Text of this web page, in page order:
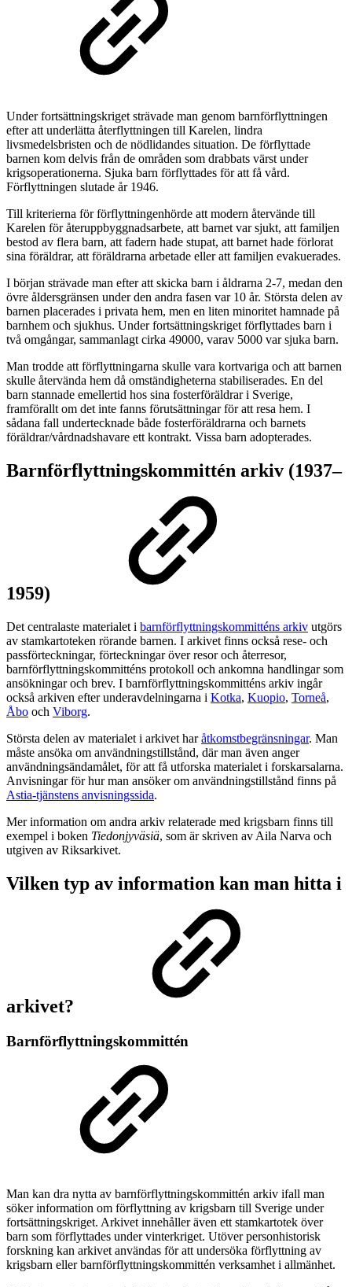
Under fortsättningskriget strävade man genom barnförflyttningen
efter att underlätta återflyttningen till Karelen, lindra
livsmedelsbristen och de nödlidandes situation. De förflyttade
barnen kom delvis från de områden som drabbats värst under
krigsoperationerna. Sjuka barn förflyttades för att få vård.
Förflyttningen slutade år 1946.
Till kriterierna för förflyttningenhörde att modern återvände till
Karelen för återuppbyggnadsarbete, att barnet var sjukt, att familjen
bestod av flera barn, att fadern hade stupat, att barnet hade förlorat
sina föräldrar, att föräldrarna arbetade eller att familjen evakuerades.
I början strävade man efter att skicka barn i åldrarna 2-7, medan den
övre åldersgränsen under den andra fasen var 10 år. Största delen av
barnen placerades i privata hem, men en liten minoritet hamnade på
barnhem och sjukhus. Under fortsättningskriget förflyttades barn i
två omgångar, sammanlagt cirka 49000, varav 5000 var sjuka barn.
Man trodde att förflyttningarna skulle vara kortvariga och att barnen
skulle återvända hem då omständigheterna stabiliserades. En del
barn stannade emellertid hos sina fosterföräldrar i Sverige,
framförallt om det inte fanns förutsättningar för att resa hem. I
sådana fall undertecknade både fosterföräldrarna och barnets
föräldrar/vårdnadshavare ett kontrakt. Vissa barn adopterades.
Barnförflyttningskommittén arkiv (1937–
1959)
Det centralaste materialet i barnförflyttningskommitténs arkiv utgörs
av stamkartoteken rörande barnen. I arkivet finns också rese- och
passförteckningar, förteckningar över resor och återresor,
barnförflyttningskommitténs protokoll och ankomna handlingar som
ansökningar och brev. I barnförflyttningskommitténs arkiv ingår
också arkiven efter underavdelningarna i Kotka, Kuopio, Torneå,
Åbo och Viborg.
Största delen av materialet i arkivet haråtkomstbegränsningar. Man
måste ansöka om användningstillstånd, där man även anger
användningsändamålet, för att få utforska materialet i forskarsalarna.
Anvisningar för hur man ansöker om användningstillstånd finns på
Astia-tjänstens anvisningssida.
Mer information om andra arkiv relaterade med krigsbarn finns till
exempel i boken Tiedonjyväsiä, som är skriven av Aila Narva och
utgiven av Riksarkivet.
Vilken typ av information kan man hitta i
arkivet?
Barnförflyttningskommittén
Man kan dra nytta av barnförflyttningskommittén arkiv ifall man
söker information om förflyttning av krigsbarn till Sverige under
fortsättningskriget. Arkivet innehåller även ett stamkartotek över
barn som förflyttades under vinterkriget. Utöver personhistorisk
forskning kan arkivet användas för att undersöka förflyttning av
krigsbarn eller barnförflyttningskommittén verksamhet i allmänhet.